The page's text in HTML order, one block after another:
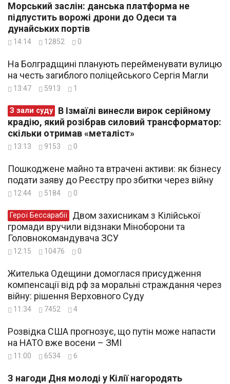
Морський заслін: данська платформа не
підпустить ворожі дрони до Одеси та
дунайських портів
14:14 12852 0
На Болградщині планують перейменувати вулицю
на честь загиблого поліцейського Сергія Магли
13:47 5913 1
З зали суду
крадію, який розібрав силовий трансформатор:
скільки отримав «металіст»
13:13 9153 0
Пошкоджене майно та втрачені активи: як бізнесу
подати заяву до Реєстру про збитки через війну
12:44 5184 0
Герої Бессарабії
громади вручили відзнаки Міноборони та
Головнокомандувача ЗСУ
12:15 10476 0
Жителька Одещини домоглася присудження
компенсації від рф за моральні страждання через
війну: рішення Верховного Суду
11:34 7452 4
Розвідка США прогнозує, що путін може напасти
на НАТО вже восени – ЗМІ
11:00 6534 6
З нагоди Дня молоді у Кілії нагородять